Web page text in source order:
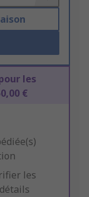
les
€
les